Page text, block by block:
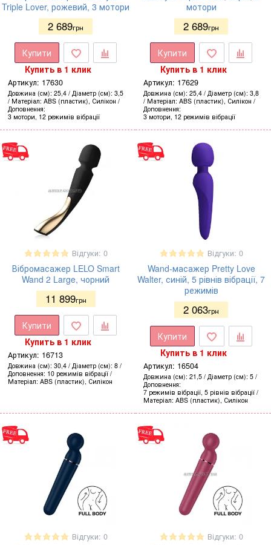
Triple Lover, рожевий, 3 мотори
2 689грн
Купити
Купить в 1 клик
Артикул: 17630
Довжина (см) 25,4 Діаметр (см) 3,5
Матеріал ABS (пластик), Силікон
Доповнення
3 мотори, 12 режимів вібрації
мотори
2 689грн
Купити
Купить в 1 клик
Артикул: 17629
Довжина (см) 25,4 Діаметр (см) 3,8
Матеріал ABS (пластик), Силікон
Доповнення
3 мотори, 12 режимів вібрації
Відгуки: 0
Вібромасажер LELO Smart
Wand 2 Large, чорний
11 899грн
Купити
Купить в 1 клик
Артикул: 16713
Довжина (см) 30,4 Діаметр (см) 8
Доповнення 10 режимів вібрації
Матеріал ABS (пластик), Силікон
Відгуки: 0
Wand-масажер Pretty Love
Walter, синій, 5 рівнів вібрації, 7
режимів
2 063грн
Купити
Купить в 1 клик
Артикул: 16504
Довжина (см) 21,5 Діаметр (см) 5
Доповнення
7 режимів вібрації, 5 рівнів вібрації
Матеріал ABS (пластик), Силікон
Відгуки: 0 Відгуки: 0